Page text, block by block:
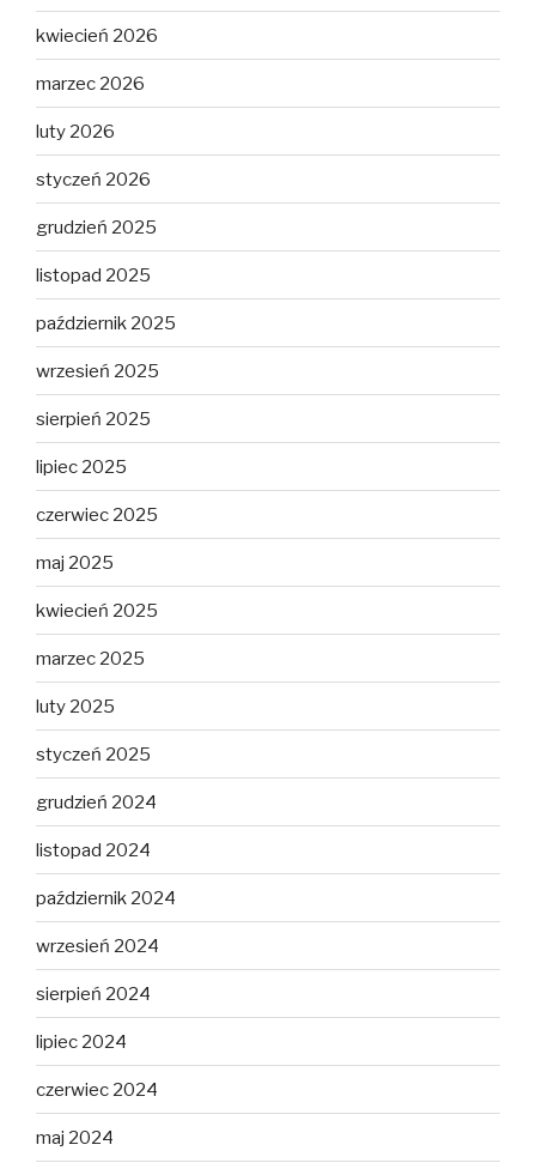
kwiecień 2026
marzec 2026
luty 2026
styczeń 2026
grudzień 2025
listopad 2025
październik 2025
wrzesień 2025
sierpień 2025
lipiec 2025
czerwiec 2025
maj 2025
kwiecień 2025
marzec 2025
luty 2025
styczeń 2025
grudzień 2024
listopad 2024
październik 2024
wrzesień 2024
sierpień 2024
lipiec 2024
czerwiec 2024
maj 2024